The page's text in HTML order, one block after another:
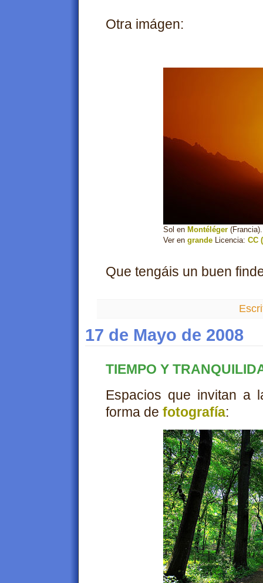
Otra imágen:
Sol en Montéléger
Ver en grandeLicencia: CC
Que tengáis un buen
17 de Mayo de 2008
TIEMPO Y
Espacios que invitan a
forma de fotografía: